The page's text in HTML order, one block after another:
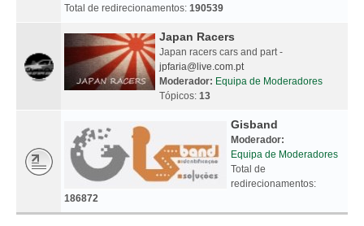
Total de redirecionamentos: 190539
Japan Racers
Japan racers cars and part -
jpfaria@live.com.pt
Moderador: Equipa de Moderadores
Tópicos: 13
Gisband
Moderador:
Equipa de Moderadores
Total de
redirecionamentos:
186872